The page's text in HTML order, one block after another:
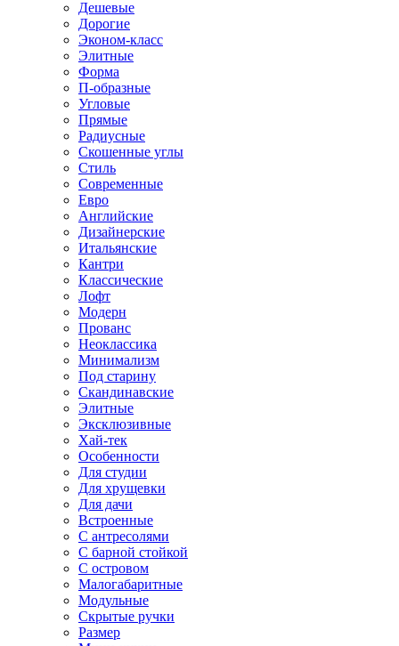
Дешевые
Дорогие
Эконом-класс
Элитные
Форма
П-образные
Угловые
Прямые
Радиусные
Скошенные углы
Стиль
Современные
Евро
Английские
Дизайнерские
Итальянские
Кантри
Классические
Лофт
Модерн
Прованс
Неоклассика
Минимализм
Под старину
Скандинавские
Элитные
Эксклюзивные
Хай-тек
Особенности
Для студии
Для хрущевки
Для дачи
Встроенные
С антресолями
С барной стойкой
С островом
Малогабаритные
Модульные
Скрытые ручки
Размер